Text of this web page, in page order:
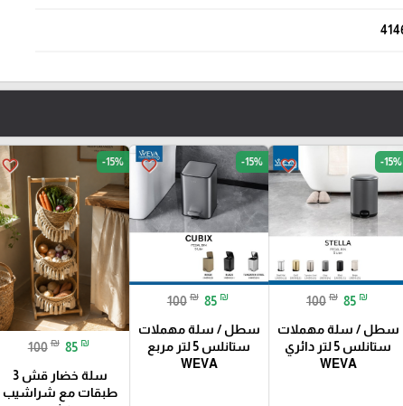
favorite_border -15%
100 ₪ 85 ₪
سطل / سلة مهملات
ستانلس 5 لتر دائري
WEVA
favorite_border -15%
100 ₪ 85 ₪
سطل / سلة مهملات
ستانلس 5 لتر مربع
WEVA
favorite_border -15%
100 ₪ 85 ₪
سلة خضار قش 3
طبقات مع شراشيب